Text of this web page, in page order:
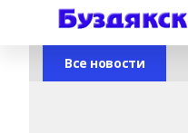
Все новости